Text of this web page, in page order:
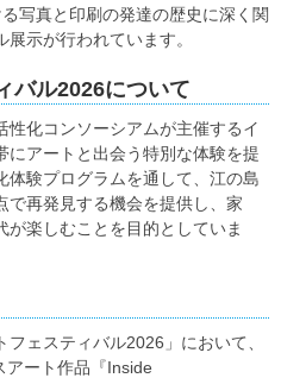
写真と印刷の発達の歴史に深く関
示が行われています。
バル2026について
化コンソーシアムが主催するイ
にアートと出会う特別な体験を提
体験プログラムを通して、江の島
で再発見する機会を提供し、家
楽しむことを目的としていま
ェスティバル2026」において、
アート作品『Inside